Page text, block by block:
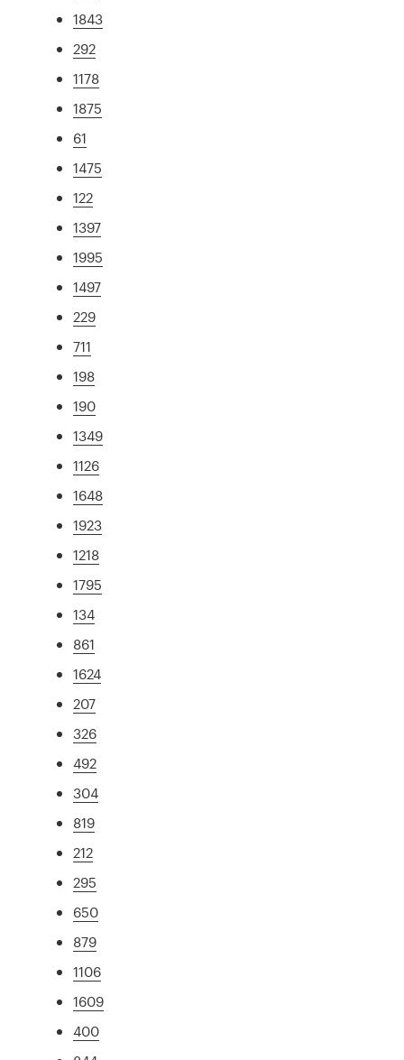
1843
292
1178
1875
61
1475
122
1397
1995
1497
229
711
198
190
1349
1126
1648
1923
1218
1795
134
861
1624
207
326
492
304
819
212
295
650
879
1106
1609
400